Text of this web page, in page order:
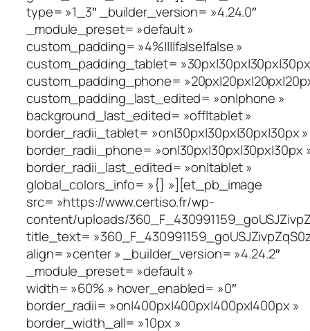
type= »1_3″ _builder_version= »4.24.0″
_module_preset= »default »
custom_padding= »4%||||false|false »
custom_padding_tablet=
custom_padding_phone=
custom_padding_last_edited= »on|phone »
background_last_edited= »off|tablet »
border_radii_tablet= »on|30px|30px|30px|30px »
border_radii_phone= »on|30px|30px|30px|30px
border_radii_last_edited= »on|tablet »
global_colors_info= »{} »][et_pb_image
src= »https://www.certiso.fr/wp-
content/uploads/
title_text=
align= »center » _builder_version= »4.24.2″
_module_preset= »default »
width= »60% » hover_enabled= »0″
border_radii= »on|400px|400px|400px|400px »
border_width_all= »10px »